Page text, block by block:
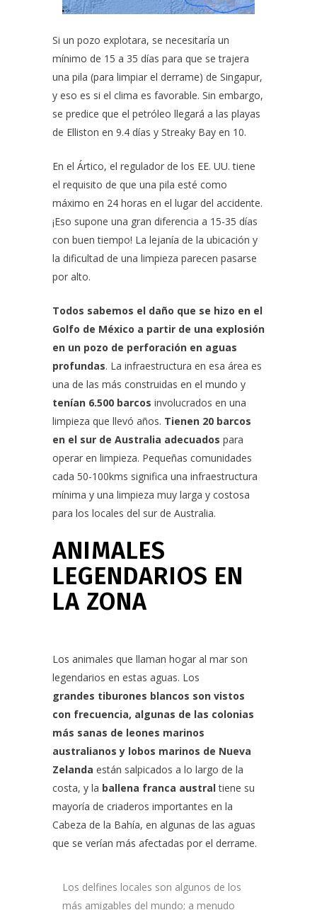
Si un pozo explotara, se necesitaría un
mínimo de 15 a 35 días para que se trajera
una pila (para limpiar el derrame) de Singapur,
y eso es si el clima es favorable. Sin embargo,
se predice que el petróleo llegará a las playas
de Elliston en 9.4 días y Streaky Bay en 10.
En el Ártico, el regulador de los EE. UU. tiene
el requisito de que una pila esté como
máximo en 24 horas en el lugar del accidente.
¡Eso supone una gran diferencia a 15-35 días
con buen tiempo! La lejanía de la ubicación y
la dificultad de una limpieza parecen pasarse
por alto.
Todos sabemos el daño que se hizo en el
Golfo de México a partir de una explosión
en un pozo de perforación en aguas
profundas. La infraestructura en esa área es
una de las más construidas en el mundo y
tenían 6.500 barcos involucrados en una
limpieza que llevó años. Tienen 20 barcos
en el sur de Australia adecuados para
operar en limpieza. Pequeñas comunidades
cada 50-100kms significa una infraestructura
mínima y una limpieza muy larga y costosa
para los locales del sur de Australia.
ANIMALES
LEGENDARIOS EN
LA ZONA
Los animales que llaman hogar al mar son
legendarios en estas aguas. Los
grandes tiburones blancos son vistos
con frecuencia, algunas de las colonias
más sanas de leones marinos
australianos y lobos marinos de Nueva
Zelanda están salpicados a lo largo de la
costa, y la ballena franca australtiene su
mayoría de criaderos importantes en la
Cabeza de la Bahía, en algunas de las aguas
que se verían más afectadas por el derrame.
Los delfines locales son algunos de los
más amigables del mundo; a menudo